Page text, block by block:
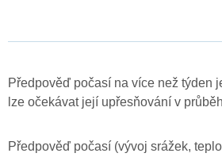
Předpověď počasí na více než týden
lze očekávat její upřesňování v
Předpověď počasí (vývoj srážek,